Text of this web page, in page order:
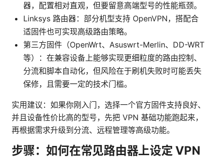
器，配置相对直观，但要留意高端型号的性能瓶颈。
Linksys 路由器：部分机型支持 OpenVPN，搭配合
适固件也可实现高级路由策略。
第三方固件（OpenWrt、Asuswrt-Merlin、DD-WRT
等）：在兼容设备上能够实现更细粒度的路由控制、
分流和脚本自动化，但风险在于刷机失败时可能丢失
保修，且需要一定的技术门槛。
实用建议：如果你刚入门，选择一个官方固件支持良好、
并且设备性价比高的型号，先把 VPN 基础功能跑起来，
再根据需求升级到分流、远程管理等高级功能。
步骤：如何在常见路由器上设定 VPN